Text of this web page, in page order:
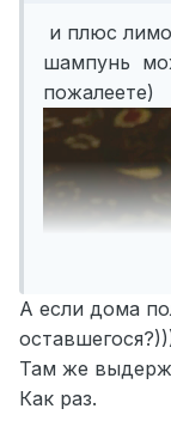
и плюс
шампунь
пожалеете)
А если дома
Там же
Как раз.